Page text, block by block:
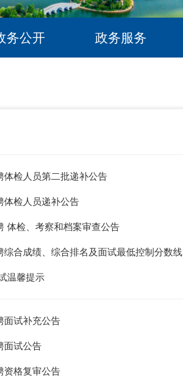
务公开 政务服务
体检人员第二批递补公告
体检人员递补公告
体检、考察和档案审查公告
合成绩、综合排名及面试最低控制分数线
温馨提示
面试补充公告
面试公告
资格复审公告